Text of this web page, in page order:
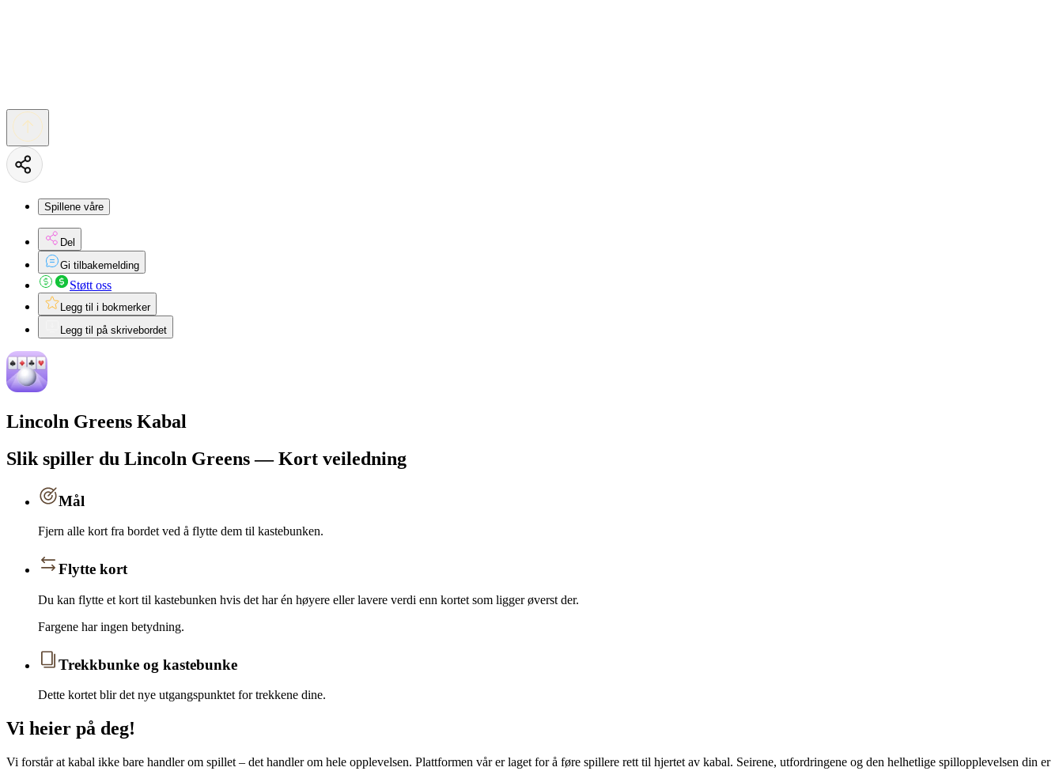
Spillene våre
Del
Gi tilbakemelding
Støtt oss
Legg til i bokmerker
Legg til på skrivebordet
Lincoln Greens Kabal
Slik spiller du Lincoln Greens — Kort veiledning
Mål
Fjern alle kort fra bordet ved å flytte dem til kastebunken.
Flytte kort
Du kan flytte et kort til kastebunken hvis det har én høyere eller lavere verdi enn kortet som ligger øverst der.
Fargene har ingen betydning.
Trekkbunke og kastebunke
Dette kortet blir det nye utgangspunktet for trekkene dine.
Vi heier på deg!
Vi forstår at kabal ikke bare handler om spillet – det handler om hele opplevelsen. Plattformen vår er laget for å føre spillere rett til hjertet av kabal. Seirene, utfordringene og den helhetlige spillopplevelsen din er